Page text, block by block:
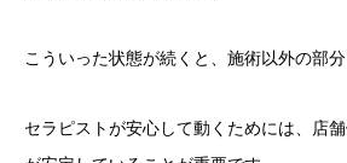
こういった状態が続くと、施術以外の部分
セラピストが安心して動くためには、店